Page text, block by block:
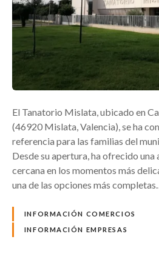
El Tanatorio Mislata, ubicado en
(46920 Mislata, Valencia), se ha
referencia para las familias del
Desde su apertura, ha ofrecido
cercana en los momentos más
una de las opciones más
INFORMACIÓN COMERCIOS
INFORMACIÓN EMPRESAS